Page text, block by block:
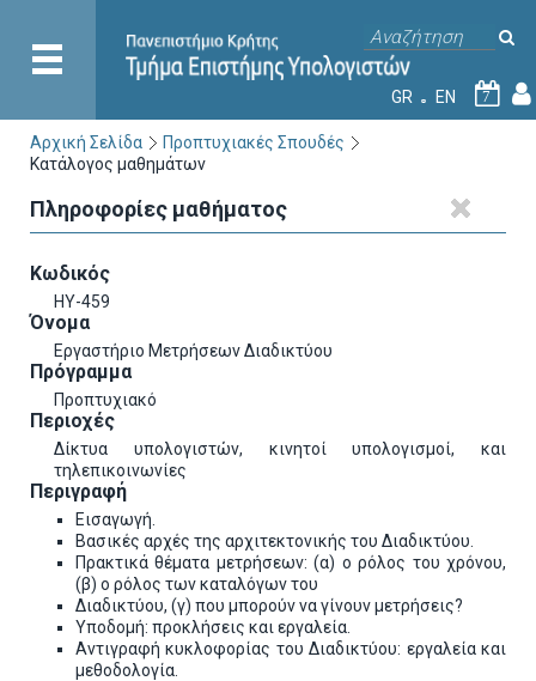
GR EN 7
Αρχική Σελίδα
Προπτυχιακές Σπουδές
Κατάλογος μαθημάτων
Πληροφορίες μαθήματος
Κωδικός
ΗΥ-459
Όνομα
Εργαστήριο Μετρήσεων Διαδικτύου
Πρόγραμμα
Προπτυχιακό
Περιοχές
Δίκτυα υπολογιστών, κινητοί υπολογισμοί, και
τηλεπικοινωνίες
Περιγραφή
Εισαγωγή.
Βασικές αρχές της αρχιτεκτονικής του Διαδικτύου.
Πρακτικά θέματα μετρήσεων: (α) ο ρόλος του χρόνου,
(β) ο ρόλος των καταλόγων του
Διαδικτύου, (γ) που μπορούν να γίνουν μετρήσεις?
Υποδομή: προκλήσεις και εργαλεία.
Αντιγραφή κυκλοφορίας του Διαδικτύου: εργαλεία και
μεθοδολογία.